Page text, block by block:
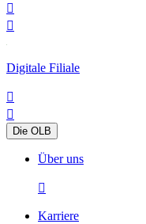


Digitale Filiale


Die OLB
Über uns

Karriere